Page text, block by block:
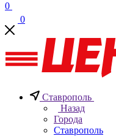
0
0
Ставрополь
Назад
Города
Ставрополь